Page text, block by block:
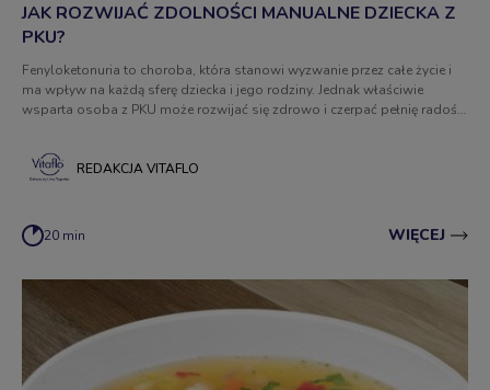
JAK ROZWIJAĆ ZDOLNOŚCI MANUALNE DZIECKA Z
PKU?
Fenyloketonuria to choroba, która stanowi wyzwanie przez całe życie i
ma wpływ na każdą sferę dziecka i jego rodziny. Jednak właściwie
wsparta osoba z PKU może rozwijać się zdrowo i czerpać pełnię radości
u dziecka z PKU? Na co szczególnie zwrócić uwagę?
REDAKCJA VITAFLO
20 min WIĘCEJ